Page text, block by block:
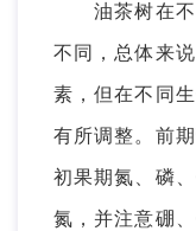
油茶树在不
不同，总体来
素，但在不同
有所调整。前
初果期氮、磷
氮，并注意硼、